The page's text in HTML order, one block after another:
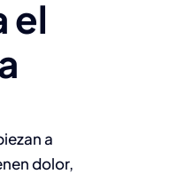
el
a
dolor,